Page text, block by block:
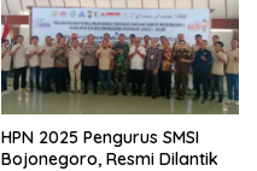
HPN 2025 Pengurus SMSI
Bojonegoro, Resmi Dilantik